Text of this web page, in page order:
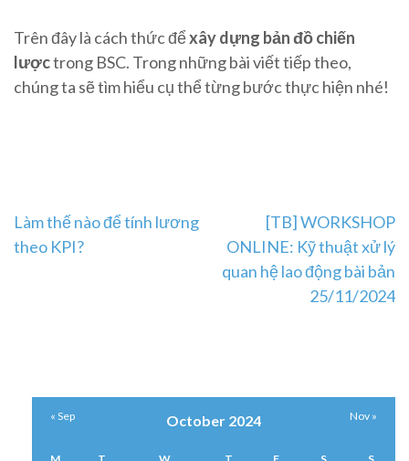
Trên đây là cách thức đểxây dựng bản đồ chiến
lượctrong BSC. Trong những bài viết tiếp theo,
chúng ta sẽ tìm hiểu cụ thể từng bước thực hiện nhé!
Post
Làm thế nào để tính lương
theo KPI?
[TB] WORKSHOP
ONLINE: Kỹ thuật xử lý
quan hệ lao động bài bản
25/11/2024
October 2024
« Sep Nov »